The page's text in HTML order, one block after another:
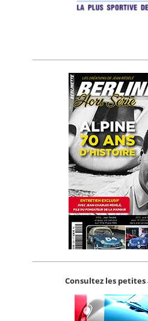
Consultez les petites